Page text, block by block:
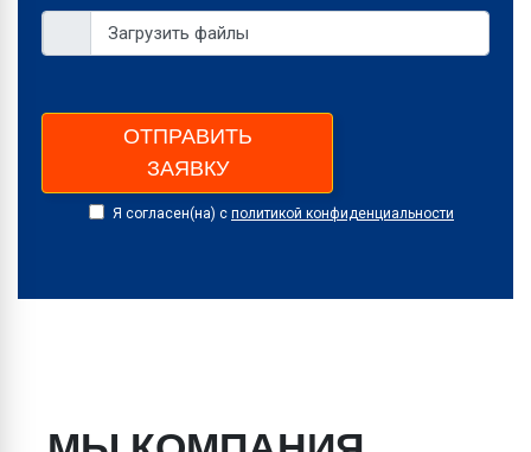
Загрузить файлы
ОТПРАВИТЬ
ЗАЯВКУ
Я согласен(на) с политикой конфиденциальности